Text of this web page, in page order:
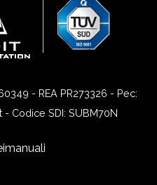
- REA PR273326 - Pec:
Codice SDI: SUBM70N